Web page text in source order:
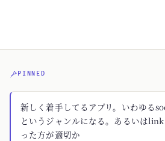
PINNED
新しく着手してるアプリ。いわゆる
というジャンルになる。あるいは
った方が適切か